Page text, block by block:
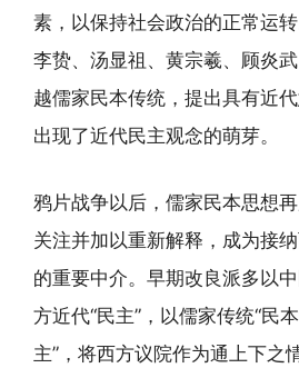
素，以保持社会政治的正常运
李贽、汤显祖、黄宗羲、顾炎
越儒家民本传统，提出具有近
出现了近代民主观念的萌芽。
鸦片战争以后，儒家民本思想
关注并加以重新解释，成为接
的重要中介。早期改良派多以
方近代“民主”，以儒家传统“民
主”，将西方议院作为通上下之